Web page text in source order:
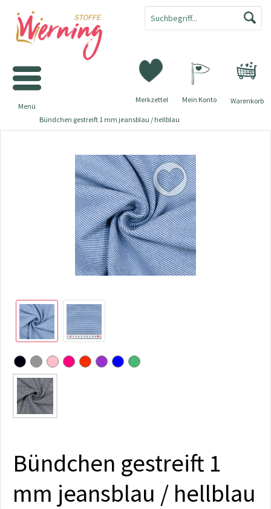
Warenkorb
Merkzettel Mein Konto
Menü
Bündchen gestreift 1 mm jeansblau / hellblau
Bündchen gestreift 1
mm jeansblau / hellblau